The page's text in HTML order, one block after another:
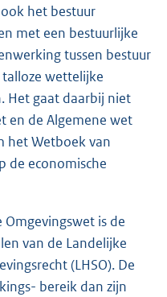
het bestuur
met een bestuurlijke
tussen bestuur
wettelijke
Het gaat daarbij niet
en de Algemene wet
het Wetboek van
de economische
is de
van de Landelijke
(LHSO). De
bereik dan zijn